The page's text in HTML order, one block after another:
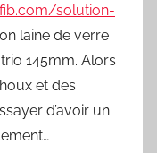
solution-
laine de verre
145mm. Alors
et des
d’avoir un